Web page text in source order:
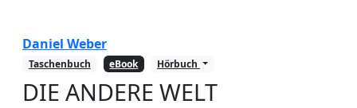
Daniel Weber
Taschenbuch eBook Hörbuch
DIE ANDERE WELT